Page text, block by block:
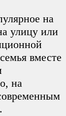
на
улицу или
вместе
на